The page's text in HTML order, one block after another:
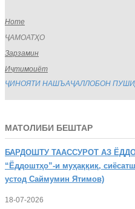
Home
ҶАМОАТҲО
Зарзамин
Иҷтимоиёт
ҶИНОЯТИ НАШЪАҶАЛЛОБОН
МАТОЛИБИ БЕШТАР
БАРДОШТУ ТААССУРОТ АЗ
“Ёддоштҳо”-и муҳаққиқ,
устод Саймумин Ятимов)
18-07-2026